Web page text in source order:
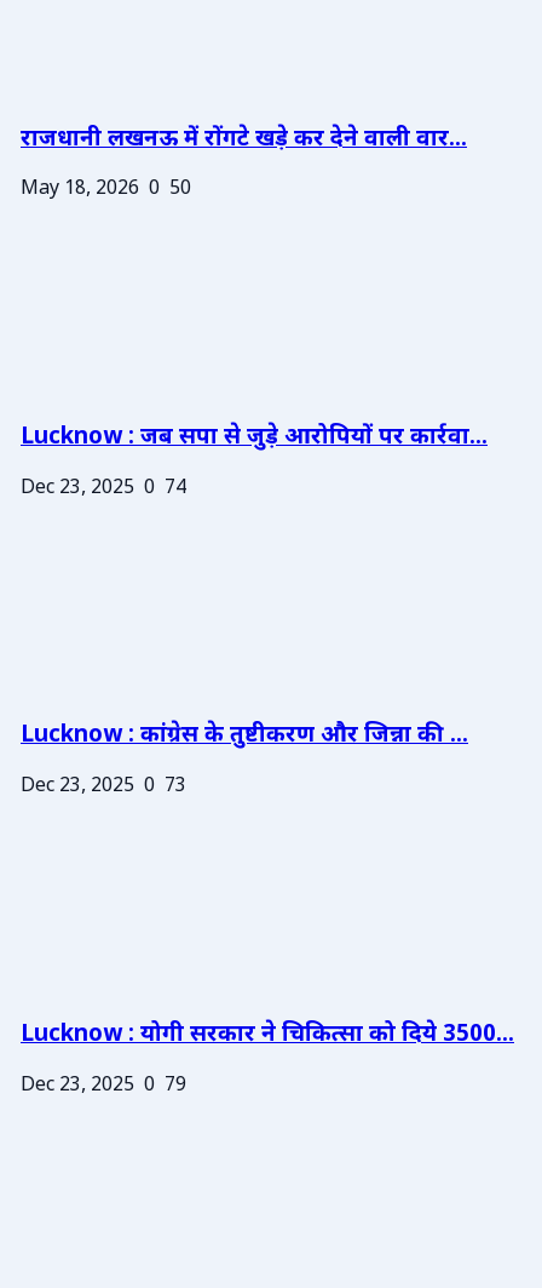
राजधानी लखनऊ में रोंगटे खड़े कर देने वाली वार...
May 18, 2026 0 50
Lucknow : जब सपा से जुड़े आरोपियों पर कार्रवा...
Dec 23, 2025 0 74
Lucknow : कांग्रेस के तुष्टीकरण और जिन्ना की ...
Dec 23, 2025 0 73
Lucknow : योगी सरकार ने चिकित्सा को दिये 3500...
Dec 23, 2025 0 79